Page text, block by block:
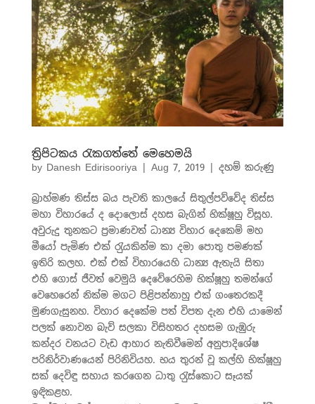
ත්‍රිපිටකය රැකගත්තේ මෙහෙමයි
by Danesh Edirisooriya | Aug 7, 2019| දහම් කරුණු
බ‍්‍රාහ්මණ තිස්ස බය පැවති කාලයේ සිතුල්පව්වේද තිස්ස
මහා විහාරයේ ද දොලොස් දහස බැගින් භික්ෂූහු විසූහ.
අවුරුදු තුනකට ප‍්‍රමාණවත් ධාන්‍ය විහාර දෙකෙම් මහ
මීයෝ පැමිණ එක් රැුයකින්ම කා දමා පොතු පමණක්
ඉතිරි කලහ. එක් එක් විහාරයෙහි ධාන්‍ය ඇතැයි සිතා
එහි ගොස් ජීවත් වෙමුයි දෙවේරෙහිම භික්ෂූහු තමන්ගේ
වෙහෙරෙන් නික්ම මගට පිළිපන්නාහු එක් ගංතෙරකදී
මුණගැසුනහ. විහාර දෙකේම පත් විපත දැන එහි යාමෙන්
පලක් නොවන බැව් සලකා විසිහතර දහසම ගැඹුරු
කන්දර වනයට වැඩ ආහාර නැතිවීමෙන් අනුපාදිශේෂ
පරිනිර්වාණයෙන් පිරිනිවියහ. භය තුරන් වූ කල්හි භික්ෂූහු
සක් දෙවිඳු සහාය කරගෙන ධාතු රැුස්කොට සෑයක්
ඉඳිකළහ.